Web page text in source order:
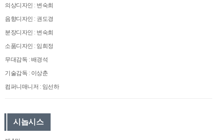
의상디자인 : 변숙희
음향디자인 : 권도경
분장디자인 : 변숙희
소품디자인 : 임희정
무대감독 : 배경석
기술감독 : 이상춘
컴퍼니매니저 : 임선하
시놉시스